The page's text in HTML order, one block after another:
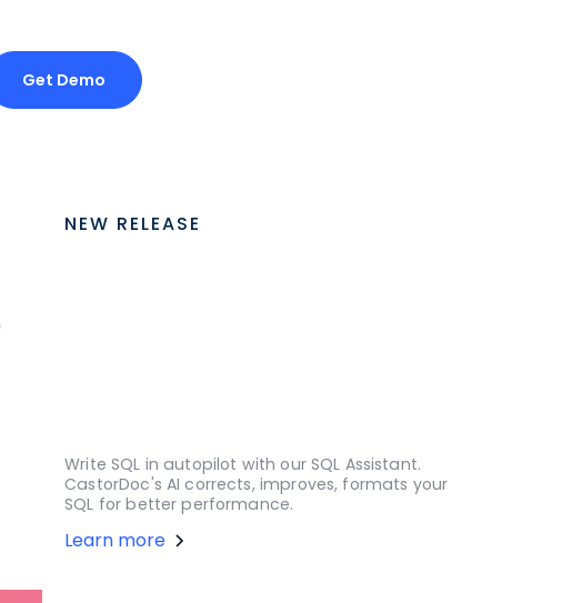
Get Demo
NEW RELEASE
Write SQL in autopilot with our SQL Assistant.
CastorDoc's AI corrects, improves, formats your
SQL for better performance.
Learn more